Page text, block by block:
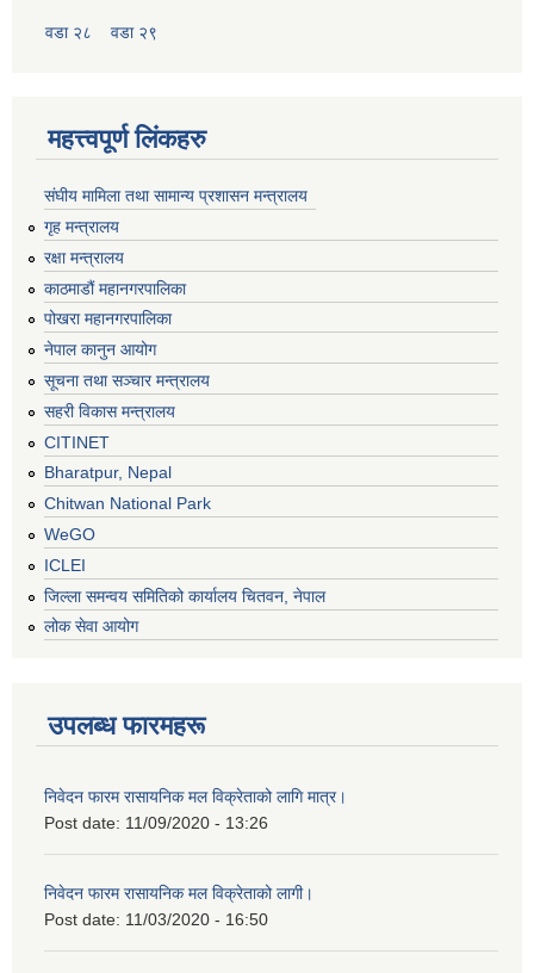
वडा २८ वडा २९
महत्त्वपूर्ण लिंकहरु
संघीय मामिला तथा सामान्य प्रशासन मन्त्रालय
गृह मन्त्रालय
रक्षा मन्त्रालय
काठमाडौं महानगरपालिका
पोखरा महानगरपालिका
नेपाल कानुन आयोग
सूचना तथा सञ्चार मन्त्रालय
सहरी विकास मन्त्रालय
CITINET
Bharatpur, Nepal
Chitwan National Park
WeGO
ICLEI
जिल्ला समन्वय समितिको कार्यालय चितवन, नेपाल
लोक सेवा आयोग
उपलब्ध फारमहरू
निवेदन फारम रासायनिक मल विक्रेताको लागि मात्र।
Post date: 11/09/2020 - 13:26
निवेदन फारम रासायनिक मल विक्रेताको लागी।
Post date: 11/03/2020 - 16:50